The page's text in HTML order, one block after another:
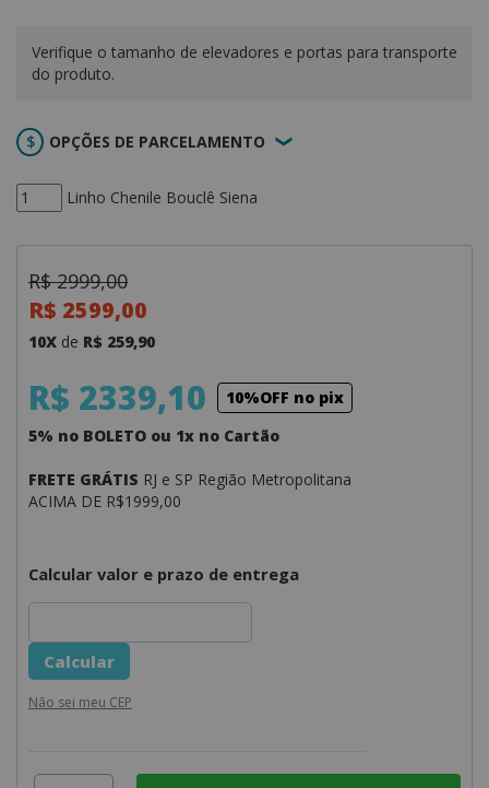
Linho Chenile Bouclê Siena
Verifique o tamanho de elevadores e portas para transporte
do produto.
OPÇÕES DE PARCELAMENTO
R$ 2999,00
R$ 2599,00
10X de R$ 259,90
R$ 2339,10
10%OFF no pix
5% no BOLETO ou 1x no Cartão
FRETE GRÁTIS RJ e SP Região Metropolitana
ACIMA DE R$1999,00
Calcular valor e prazo de entrega
Não sei meu CEP